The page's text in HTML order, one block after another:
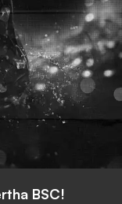
BSC!